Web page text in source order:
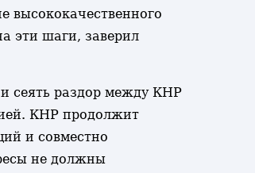
высококачественного
эти шаги, заверил
сеять раздор между КНР
КНР продолжит
и совместно
не должны